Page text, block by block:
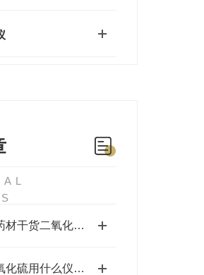
市场监管局中药材干货二氧化硫快速检测仪，一线执法优选三体宏科
检实验室测二氧化硫用什么仪器？中药材食品通用二氧化硫检测仪全面推荐